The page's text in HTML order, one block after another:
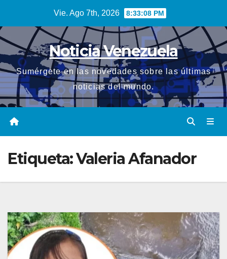
contenido
Vie. Ago 7th, 2026 8:33:09 PM
Noticia Venezuela
Sumérgete en las novedades sobre las últimas
noticias del mundo.
Etiqueta:Valeria Afanador